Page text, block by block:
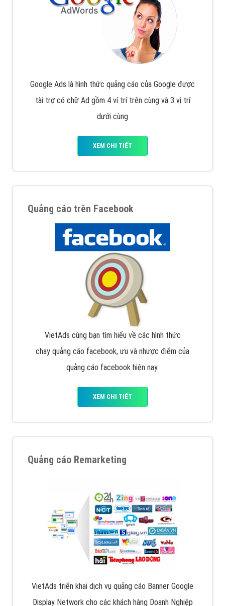
Google Ads là hình thức quảng cáo của Google được
tài trợ có chữ Ad gồm 4 ví trí trên cùng và 3 vị trí
dưới cùng
XEM CHI TIẾT
Quảng cáo trên Facebook
VietAds cùng bạn tìm hiểu về các hình thức
chạy quảng cáo facebook, ưu và nhược điểm của
quảng cáo facebook hiện nay.
XEM CHI TIẾT
Quảng cáo Remarketing
VietAds triển khai dịch vụ quảng cáo Banner Google
Display Network cho các khách hàng Doanh Nghiệp